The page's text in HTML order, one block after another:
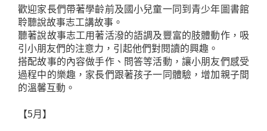
歡迎家長們帶著學齡前及國小兒童一同到青少年圖書館
聆聽說故事志工講故事。
聽著說故事志工用著活潑的語調及豐富的肢體動作，吸
引小朋友們的注意力，引起他們對閱讀的興趣。
搭配故事的內容做手作、問答等活動，讓小朋友們感受
過程中的樂趣，家長們跟著孩子一同體驗，增加親子間
的溫馨互動。
【5月】